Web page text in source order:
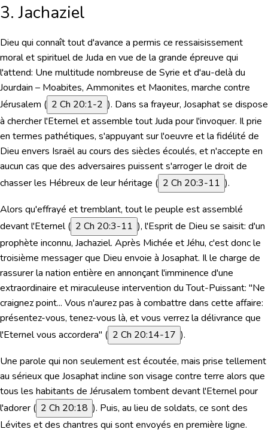
3. Jachaziel
Dieu qui connaît tout d'avance a permis ce ressaisissement
moral et spirituel de Juda en vue de la grande épreuve qui
l'attend: Une multitude nombreuse de Syrie et d'au-delà du
Jourdain – Moabites, Ammonites et Maonites, marche contre
Jérusalem ( 2 Ch 20:1-2 ). Dans sa frayeur, Josaphat se dispose
à chercher l'Eternel et assemble tout Juda pour l'invoquer. Il prie
en termes pathétiques, s'appuyant sur l'oeuvre et la fidélité de
Dieu envers Israël au cours des siècles écoulés, et n'accepte en
aucun cas que des adversaires puissent s'arroger le droit de
chasser les Hébreux de leur héritage ( 2 Ch 20:3-11 ).
Alors qu'effrayé et tremblant, tout le peuple est assemblé
devant l'Eternel ( 2 Ch 20:3-11 ), l'Esprit de Dieu se saisit: d'un
prophète inconnu, Jachaziel. Après Michée et Jéhu, c'est donc le
troisième messager que Dieu envoie à Josaphat. Il le charge de
rassurer la nation entière en annonçant l'imminence d'une
extraordinaire et miraculeuse intervention du Tout-Puissant: "Ne
craignez point... Vous n'aurez pas à combattre dans cette affaire:
présentez-vous, tenez-vous là, et vous verrez la délivrance que
l'Eternel vous accordera" ( 2 Ch 20:14-17 ).
Une parole qui non seulement est écoutée, mais prise tellement
au sérieux que Josaphat incline son visage contre terre alors que
tous les habitants de Jérusalem tombent devant l'Eternel pour
l'adorer ( 2 Ch 20:18 ). Puis, au lieu de soldats, ce sont des
Lévites et des chantres qui sont envoyés en première ligne.